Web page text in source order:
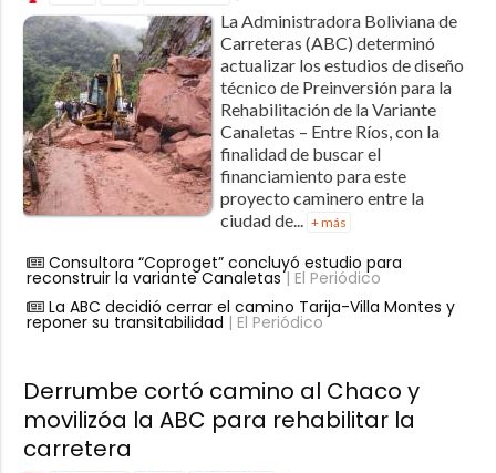
La Administradora Boliviana de
Carreteras (ABC) determinó
actualizar los estudios de diseño
técnico de Preinversión para la
Rehabilitación de la Variante
Canaletas – Entre Ríos, con la
finalidad de buscar el
financiamiento para este
proyecto caminero entre la
ciudad de...
+ más
Consultora “Coproget” concluyó estudio para
reconstruir la variante Canaletas| El Periódico
La ABC decidió cerrar el camino Tarija-Villa Montes y
reponer su transitabilidad | El Periódico
Derrumbe cortó camino al Chaco y
movilizóa la ABC para rehabilitar la
carretera